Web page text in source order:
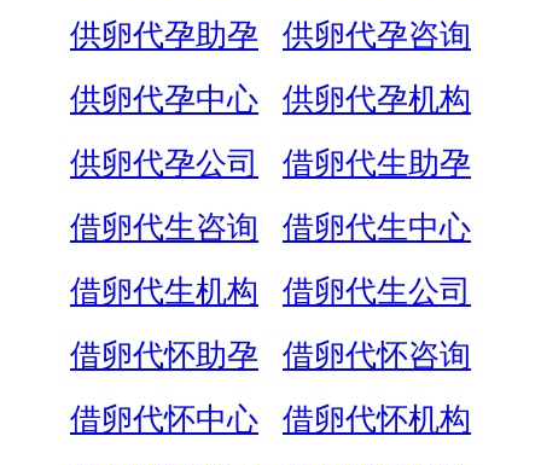
供卵代孕助孕
供卵代孕咨询
供卵代孕中心
供卵代孕机构
供卵代孕公司
借卵代生助孕
借卵代生咨询
借卵代生中心
借卵代生机构
借卵代生公司
借卵代怀助孕
借卵代怀咨询
借卵代怀中心
借卵代怀机构